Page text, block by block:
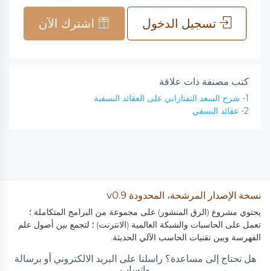
تسجيل الدخول اشترك الآن
كتب مصنفة ذات علاقة
1- شرح السعد التفتازاني على العقائد النسفية
2- عقائد النسفي
نسخة الإصدار المرشحة، المحدودة v0.9
يحتوي مشروع (الرق المنشور) على مجموعة من البرامج المتكاملة ؛
تعمل على الحاسبات والشبكة العالمية (الانترنت) ؛ لتجمع بين أصول علم
الفهرسة وبين تقنيات الحاسب الآلي الحديثة.
هل تحتاج إلى مساعدة؟ راسلنا على البريد الالكتروني أو برسالة